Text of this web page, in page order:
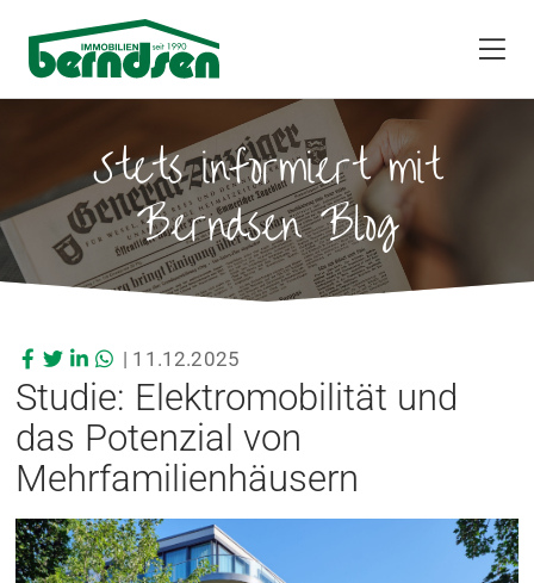
Stets informiert mit
Berndsen Blog
| 11.12.2025
Studie: Elektromobilität und
das Potenzial von
Mehrfamilienhäusern